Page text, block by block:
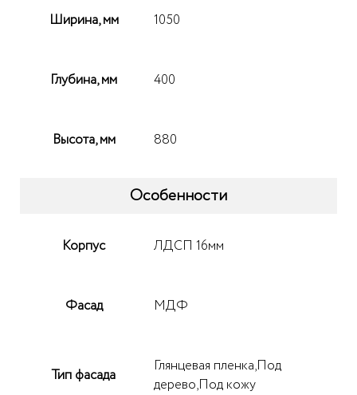
Ширина, мм 1050
Глубина, мм 400
Высота, мм 880
Особенности
Корпус ЛДСП 16мм
Фасад МДФ
Тип фасада
Глянцевая пленка,Под
дерево,Под кожу